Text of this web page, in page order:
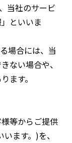
当社のサービ
といいま
場合には、当
ない場合や、
ます。
等からご提供
ます。)を、